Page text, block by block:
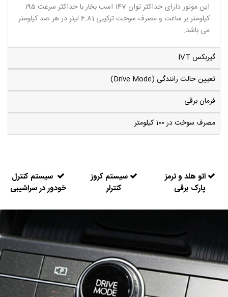
این موتور دارای حداکثر توان 147 اسب بخار با حداکثر سرعت 195
کیلومتر بر ساعت و مصرف سوخت ترکیبی 6.81 لیتر در هر صد کیلومتر
می باشد.
گیربکس IVT
تعیین حالت رانندگی (Drive Mode)
فرمان برقی
مصرف سوخت در 100 کیلومتر
اتو هلد و ترمز
پارک برقی
سیستم کروز
کنترلر
سیستم کنترل
خودور در سراشیبی